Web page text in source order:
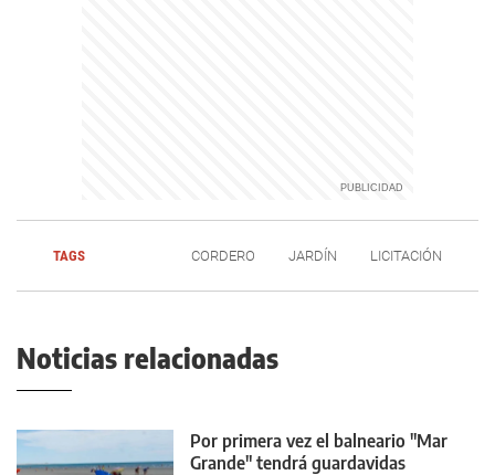
TAGS CORDERO JARDÍN LICITACIÓN
Noticias relacionadas
Por primera vez el balneario "Mar
Grande" tendrá guardavidas